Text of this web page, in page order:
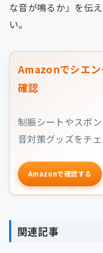
な音が鳴るか」を伝
い。
Amazonでシエン
確認
制振シートやスポ
音対策グッズをチェ
Amazonで確認する
関連記事